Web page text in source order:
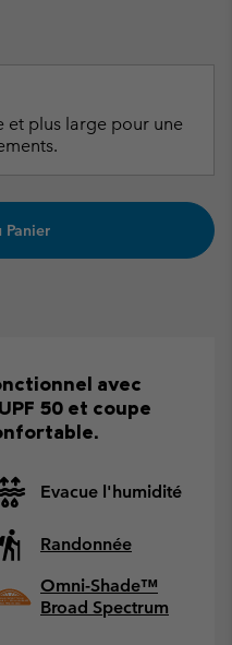
et plus large pour une
Panier
avec
50 et coupe
Evacue l'humidité
Randonnée
Omni-Shade™
Broad Spectrum